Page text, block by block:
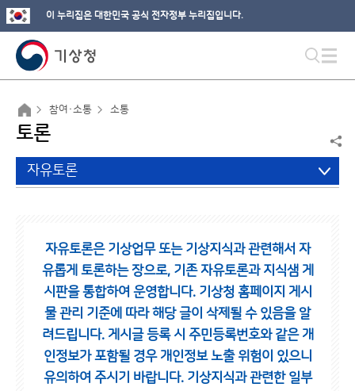
이 누리집은 대한민국 공식 전자정부 누리집입니다.
참여·소통 소통
토론
자유토론
자유토론은 기상업무 또는 기상지식과 관련해서 자
유롭게 토론하는 장으로, 기존 자유토론과 지식샘 게
시판을 통합하여 운영합니다. 기상청 홈페이지 게시
물 관리 기준에 따라 해당 글이 삭제될 수 있음을 알
려드립니다. 게시글 등록 시 주민등록번호와 같은 개
인정보가 포함될 경우 개인정보 노출 위험이 있으니
유의하여 주시기 바랍니다. 기상지식과 관련한 일부